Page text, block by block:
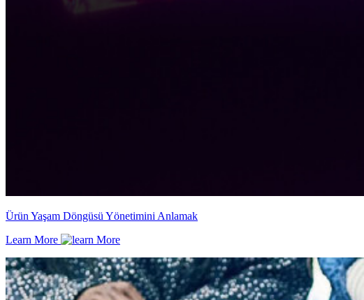
Ürün Yaşam Döngüsü Yönetimini Anlamak
Learn More